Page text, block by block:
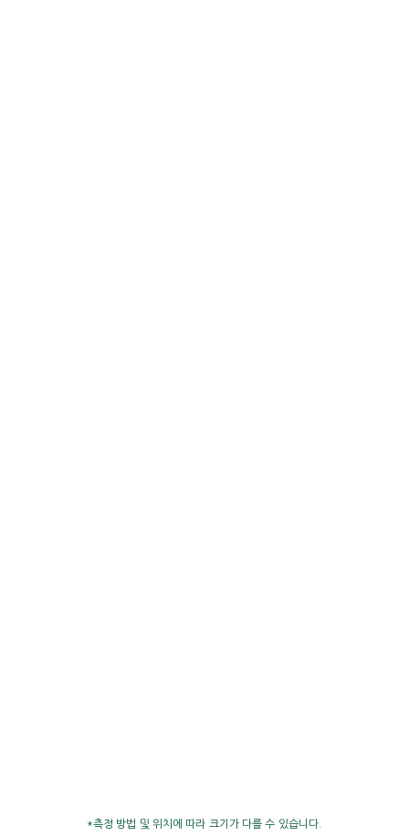
*측정 방법 및 위치에 따라 크기가 다를 수 있습니다.